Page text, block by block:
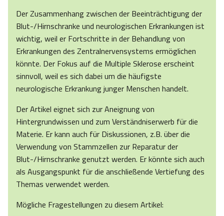
Der Zusammenhang zwischen der Beeinträchtigung der
Blut-/Hirnschranke und neurologischen Erkrankungen ist
wichtig, weil er Fortschritte in der Behandlung von
Erkrankungen des Zentralnervensystems ermöglichen
könnte. Der Fokus auf die Multiple Sklerose erscheint
sinnvoll, weil es sich dabei um die häufigste
neurologische Erkrankung junger Menschen handelt.
Der Artikel eignet sich zur Aneignung von
Hintergrundwissen und zum Verständniserwerb für die
Materie. Er kann auch für Diskussionen, z.B. über die
Verwendung von Stammzellen zur Reparatur der
Blut-/Hirnschranke genutzt werden. Er könnte sich auch
als Ausgangspunkt für die anschließende Vertiefung des
Themas verwendet werden.
Mögliche Fragestellungen zu diesem Artikel: